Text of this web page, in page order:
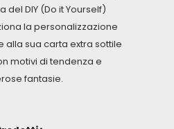
del DIY (Do it Yourself)
la personalizzazione
alla sua carta extra sottile
motivi di tendenza e
fantasie.